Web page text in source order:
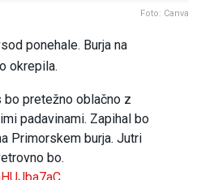
Foto: Canva
ponehale. Burja na
okrepila.
bo pretežno oblačno z
padavinami. Zapihal bo
Primorskem burja. Jutri
bo.